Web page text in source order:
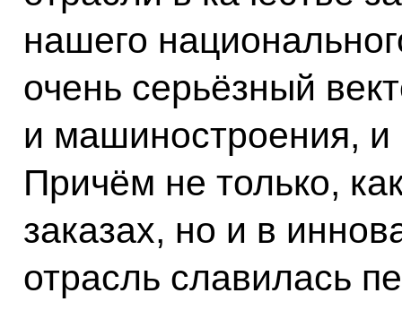
нашего
очень серьёзный
и машиностроения, и
Причём не только,
заказах, но и в
отрасль славилась